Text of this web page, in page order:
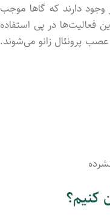
وجود دارند که گاها موجب
فعالیت‌ها در پی استفاده
پرونئال زانو می‌شوند.
کنیم؟